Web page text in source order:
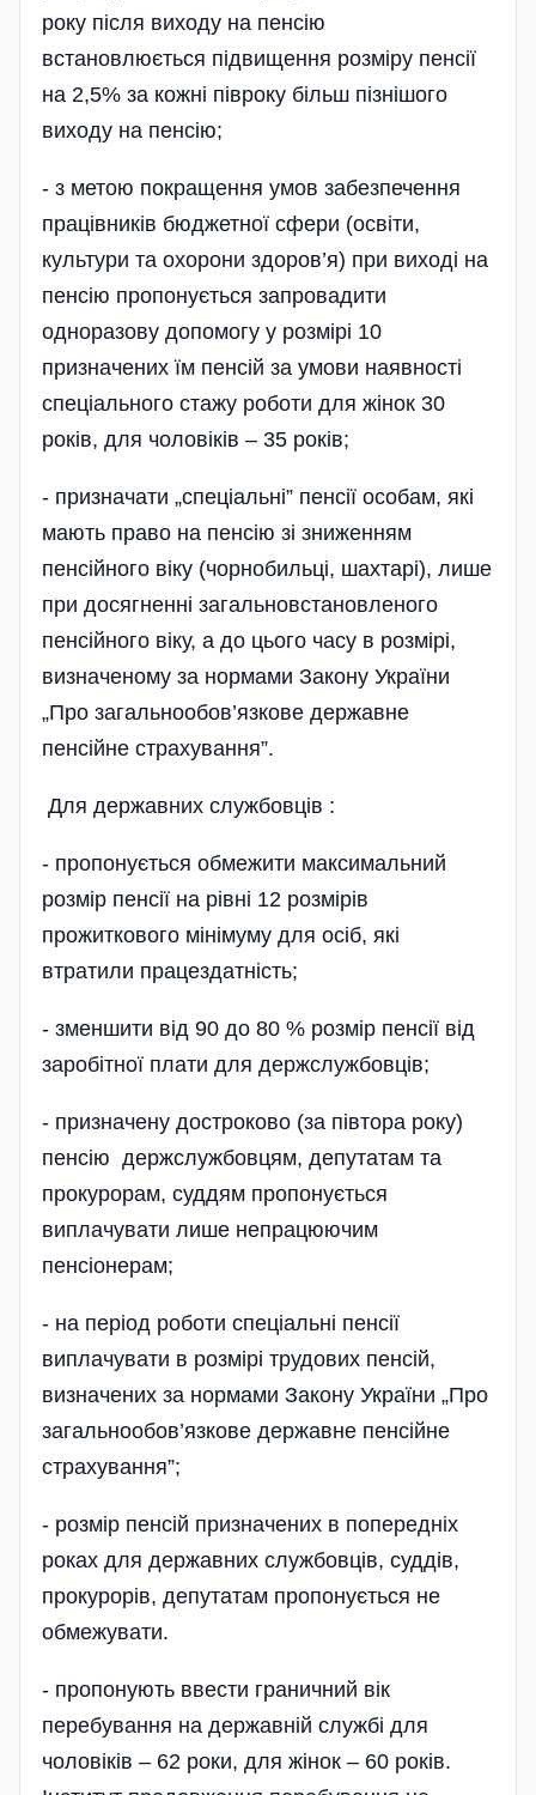
року після виходу на пенсію
встановлюється підвищення розміру пенсії
на 2,5% за кожні півроку більш пізнішого
виходу на пенсію;
- з метою покращення умов забезпечення
працівників бюджетної сфери (освіти,
культури та охорони здоров’я) при виході на
пенсію пропонується запровадити
одноразову допомогу у розмірі 10
призначених їм пенсій за умови наявності
спеціального стажу роботи для жінок 30
років, для чоловіків – 35 років;
- призначати „спеціальні” пенсії особам, які
мають право на пенсію зі зниженням
пенсійного віку (чорнобильці, шахтарі), лише
при досягненні загальновстановленого
пенсійного віку, а до цього часу в розмірі,
визначеному за нормами Закону України
„Про загальнообов’язкове державне
пенсійне страхування”.
Для державних службовців :
- пропонується обмежити максимальний
розмір пенсії на рівні 12 розмірів
прожиткового мінімуму для осіб, які
втратили працездатність;
- зменшити від 90 до 80 % розмір пенсії від
заробітної плати для держслужбовців;
- призначену достроково (за півтора року)
пенсію держслужбовцям, депутатам та
прокурорам, суддям пропонується
виплачувати лише непрацюючим
пенсіонерам;
- на період роботи спеціальні пенсії
виплачувати в розмірі трудових пенсій,
визначених за нормами Закону України „Про
загальнообов’я­зкове державне пенсійне
страхування”;
- розмір пенсій призначених в попередніх
роках для державних службовців, суддів,
прокурорів, депутатам пропонується не
обмежувати.
- пропонують ввести граничний вік
перебування на державній службі для
чоловіків – 62 роки, для жінок – 60 років.